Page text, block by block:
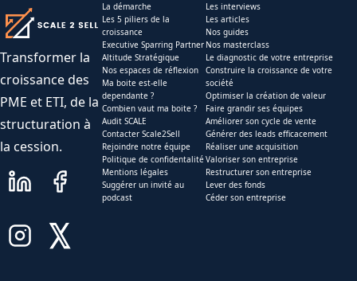
Transformer la
croissance des
PME et ETI, de la
structuration à
la cession.
La démarche
Les 5 piliers de la
croissance
Executive Sparring Partner
Altitude Stratégique
Nos espaces de réflexion
Ma boite est-elle
dependante ?
Combien vaut ma boite ?
Audit SCALE
Contacter Scale2Sell
Rejoindre notre équipe
Politique de confidentalité
Mentions légales
Suggérer un invité au
podcast
Les interviews
Les articles
Nos guides
Nos masterclass
Le diagnostic de votre entreprise
Construire la croissance de votre
société
Optimiser la création de valeur
Faire grandir ses équipes
Améliorer son cycle de vente
Générer des leads efficacement
Réaliser une acquisition
Valoriser son entreprise
Restructurer son entreprise
Lever des fonds
Céder son entreprise